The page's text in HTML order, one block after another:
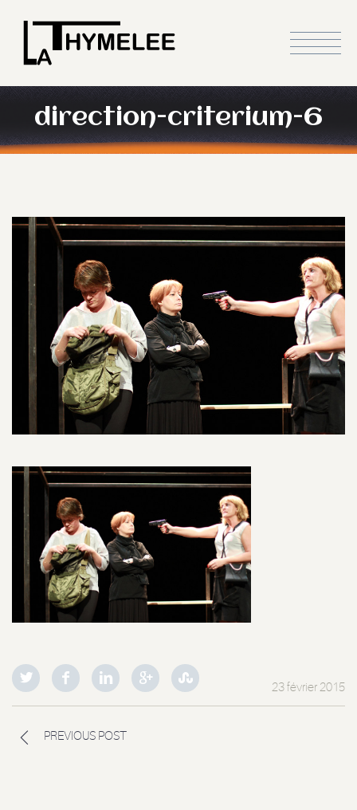
direction-criterium-6
23 février 2015
PREVIOUS POST